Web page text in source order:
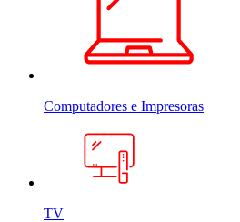
Computadores e Impresoras
TV